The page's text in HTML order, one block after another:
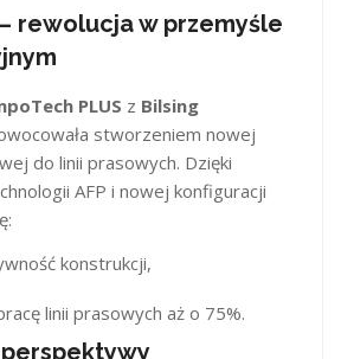
rewolucja w przemyśle
PLUS z Bilsing
stworzeniem nowej
do linii prasowych. Dzięki
AFP i nowej konfiguracji
konstrukcji,
linii prasowych aż o 75%.